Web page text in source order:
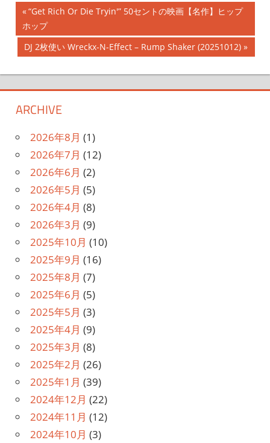
投
稿
ナ
ビ
ゲ
ー
シ
ョ
ン
前
の
記
事:
“Get Rich Or Die Tryin'” 50セントの映画【名作】ヒップ
ホップ
次
の
記
事:
DJ 2枚使い Wreckx-N-Effect – Rump Shaker (20251012)
ARCHIVE
2026年8月 (1)
2026年7月 (12)
2026年6月 (2)
2026年5月 (5)
2026年4月 (8)
2026年3月 (9)
2025年10月 (10)
2025年9月 (16)
2025年8月 (7)
2025年6月 (5)
2025年5月 (3)
2025年4月 (9)
2025年3月 (8)
2025年2月 (26)
2025年1月 (39)
2024年12月 (22)
2024年11月 (12)
2024年10月 (3)